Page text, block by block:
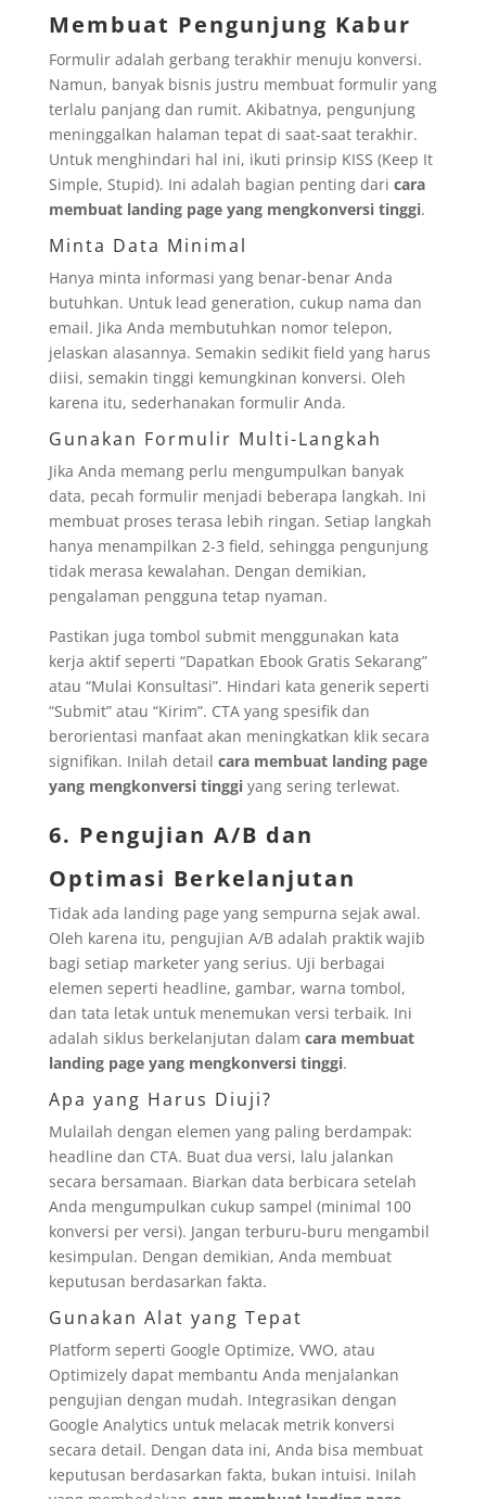
Membuat Pengunjung Kabur
Formulir adalah gerbang terakhir menuju konversi.
Namun, banyak bisnis justru membuat formulir yang
terlalu panjang dan rumit. Akibatnya, pengunjung
meninggalkan halaman tepat di saat-saat terakhir.
Untuk menghindari hal ini, ikuti prinsip KISS (Keep It
Simple, Stupid). Ini adalah bagian penting dari cara
membuat landing page yang mengkonversi tinggi.
Minta Data Minimal
Hanya minta informasi yang benar-benar Anda
butuhkan. Untuk lead generation, cukup nama dan
email. Jika Anda membutuhkan nomor telepon,
jelaskan alasannya. Semakin sedikit field yang harus
diisi, semakin tinggi kemungkinan konversi. Oleh
karena itu, sederhanakan formulir Anda.
Gunakan Formulir Multi-Langkah
Jika Anda memang perlu mengumpulkan banyak
data, pecah formulir menjadi beberapa langkah. Ini
membuat proses terasa lebih ringan. Setiap langkah
hanya menampilkan 2-3 field, sehingga pengunjung
tidak merasa kewalahan. Dengan demikian,
pengalaman pengguna tetap nyaman.
Pastikan juga tombol submit menggunakan kata
kerja aktif seperti “Dapatkan Ebook Gratis Sekarang”
atau “Mulai Konsultasi”. Hindari kata generik seperti
“Submit” atau “Kirim”. CTA yang spesifik dan
berorientasi manfaat akan meningkatkan klik secara
signifikan. Inilah detail cara membuat landing page
yang mengkonversi tinggiyang sering terlewat.
6. Pengujian A/B dan
Optimasi Berkelanjutan
Tidak ada landing page yang sempurna sejak awal.
Oleh karena itu, pengujian A/B adalah praktik wajib
bagi setiap marketer yang serius. Uji berbagai
elemen seperti headline, gambar, warna tombol,
dan tata letak untuk menemukan versi terbaik. Ini
adalah siklus berkelanjutan dalam cara membuat
landing page yang mengkonversi tinggi.
Apa yang Harus Diuji?
Mulailah dengan elemen yang paling berdampak:
headline dan CTA. Buat dua versi, lalu jalankan
secara bersamaan. Biarkan data berbicara setelah
Anda mengumpulkan cukup sampel (minimal 100
konversi per versi). Jangan terburu-buru mengambil
kesimpulan. Dengan demikian, Anda membuat
keputusan berdasarkan fakta.
Gunakan Alat yang Tepat
Platform seperti Google Optimize, VWO, atau
Optimizely dapat membantu Anda menjalankan
pengujian dengan mudah. Integrasikan dengan
Google Analytics untuk melacak metrik konversi
secara detail. Dengan data ini, Anda bisa membuat
keputusan berdasarkan fakta, bukan intuisi. Inilah